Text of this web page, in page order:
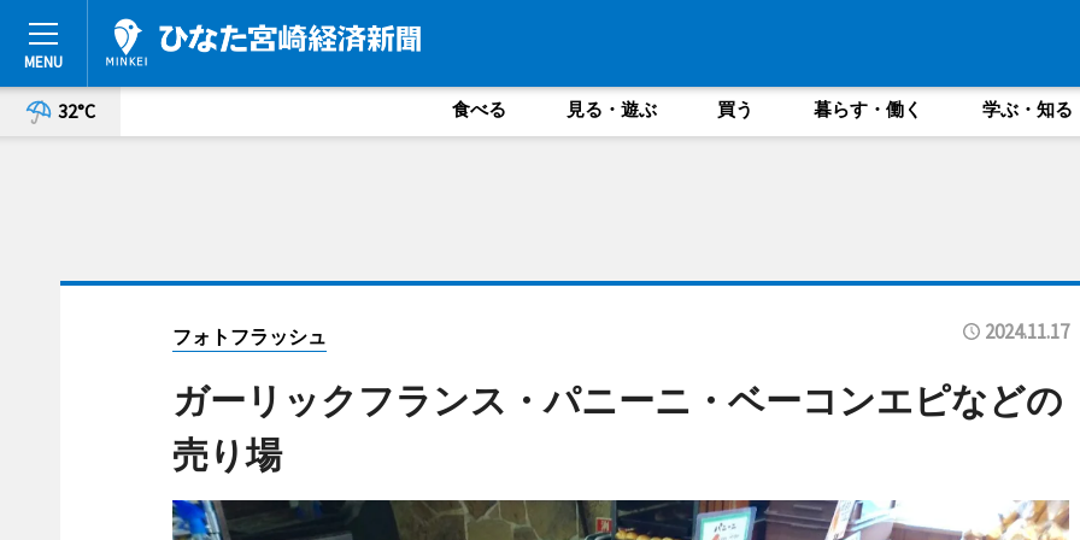
32°C 食べる 見る・遊ぶ 買う 暮らす・働く 学ぶ・知る
フォトフラッシュ 2024.11.17
ガーリックフランス・パニーニ・ベーコンエピなどの
売り場